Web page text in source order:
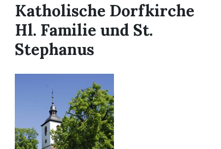
Katholische Dorfkirche
Hl. Familie und St.
Stephanus